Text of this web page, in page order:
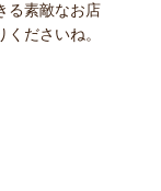
る素敵なお店
ださいね。